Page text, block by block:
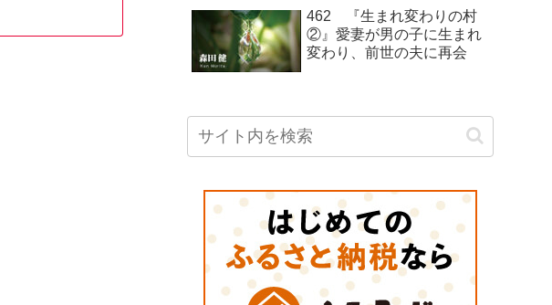
462 『生まれ変わりの村
②』愛妻が男の子に生まれ
変わり、前世の夫に再会